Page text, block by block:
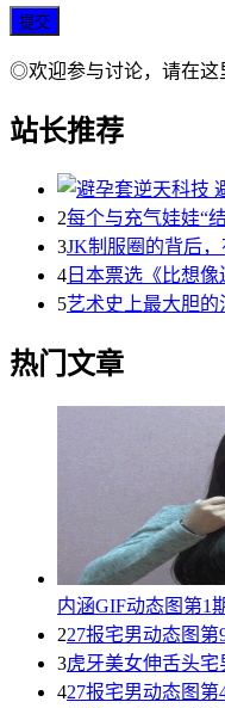
◎欢迎参与讨论，请在这
站长推荐
2每个与充气娃娃“
3JK制服圈的背后
4 日本票选《比想像
5艺术史上最大胆
热门文章
内涵GIF动态图第1
227报宅男动态图第
3虎牙美女伸舌头宅
427报宅男动态图第